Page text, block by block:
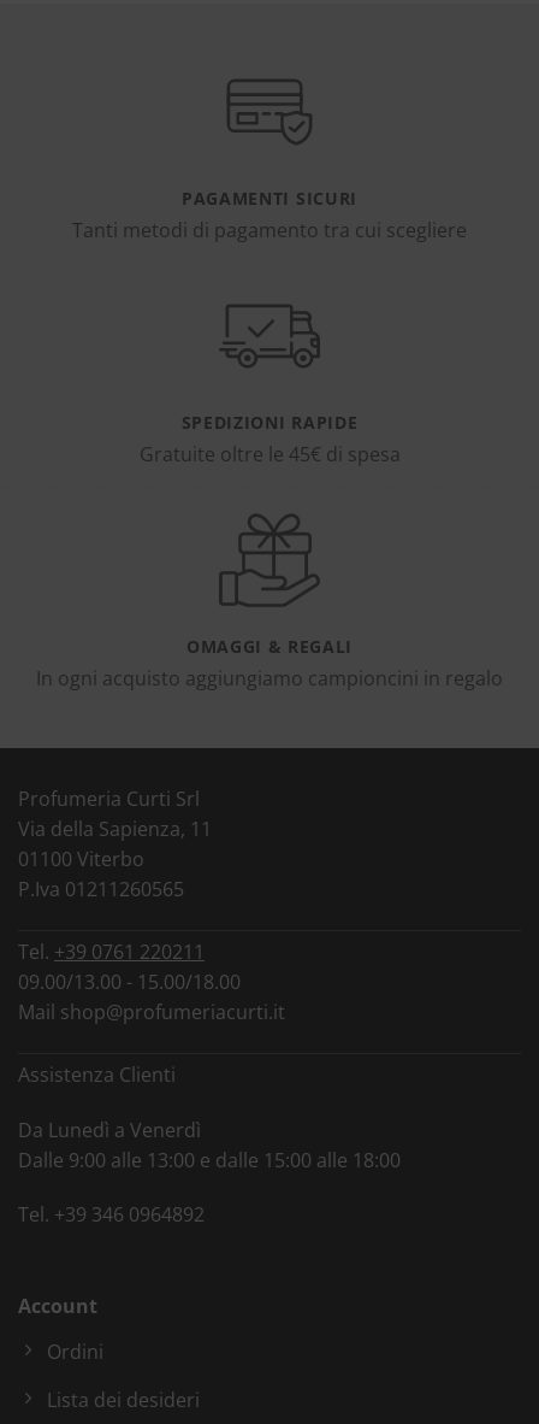
PAGAMENTI SICURI
Tanti metodi di pagamento tra cui scegliere
SPEDIZIONI RAPIDE
Gratuite oltre le 45€ di spesa
OMAGGI & REGALI
In ogni acquisto aggiungiamo campioncini in regalo
Profumeria Curti Srl
Via della Sapienza, 11
01100 Viterbo
P.Iva 01211260565
Tel. +39 0761 220211
09.00/13.00 - 15.00/18.00
Mail shop@profumeriacurti.it
Assistenza Clienti
Da Lunedì a Venerdì
Dalle 9:00 alle 13:00 e dalle 15:00 alle 18:00
Tel. +39 346 0964892
Account
Ordini
Lista dei desideri